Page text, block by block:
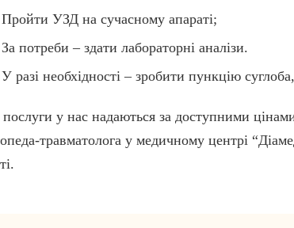
Пройти УЗД на сучасному апараті;
За потреби – здати лабораторні аналізи.
У разі необхідності – зробити пункцію
послуги у нас надаються за доступними
травматолога у медичному центрі